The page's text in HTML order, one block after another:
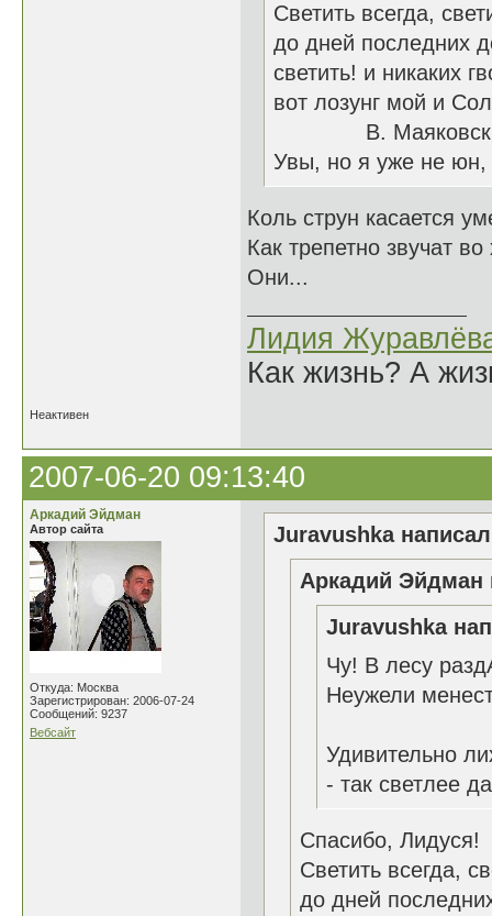
Светить всегда,
до дней последних
светить! и никаких
вот лозунг мой и
В.
Увы, но я уже не юн,
Коль струн касается
Как трепетно звучат
Они...
Лидия
Как жизнь? А
Неактивен
2007-06-20 09:13:40
Аркадий Эйдман
Автор сайта
Откуда: Москва
Зарегистрирован: 2006-07-24
Сообщений: 9237
Вебсайт
Juravushka
Аркадий Эйдман
Juravushka
Чу! В лесу
Неужели
Удивительно
- так светлее
Спасибо, Лидуся!
Светить всегда,
до дней